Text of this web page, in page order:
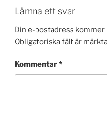
Lämna ett svar
Din e-postadress kommer
Obligatoriska fält är märkta
Kommentar*